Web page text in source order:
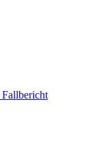
Fallbericht